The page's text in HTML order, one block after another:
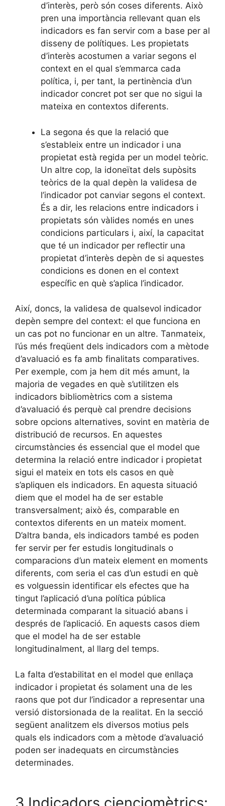
d’interès, però són coses diferents. Això
pren una importància rellevant quan els
indicadors es fan servir com a base per al
disseny de polítiques. Les propietats
d’interès acostumen a variar segons el
context en el qual s’emmarca cada
política, i, per tant, la pertinència d’un
indicador concret pot ser que no sigui la
mateixa en contextos diferents.
La segona és que la relació que
s’estableix entre un indicador i una
propietat està regida per un model teòric.
Un altre cop, la idoneïtat dels supòsits
teòrics de la qual depèn la validesa de
l’indicador pot canviar segons el context.
És a dir, les relacions entre indicadors i
propietats són vàlides només en unes
condicions particulars i, així, la capacitat
que té un indicador per reflectir una
propietat d’interès depèn de si aquestes
condicions es donen en el context
específic en què s’aplica l’indicador.
Així, doncs, la validesa de qualsevol indicador
depèn sempre del context: el que funciona en
un cas pot no funcionar en un altre. Tanmateix,
l’ús més freqüent dels indicadors com a mètode
d’avaluació es fa amb finalitats comparatives.
Per exemple, com ja hem dit més amunt, la
majoria de vegades en què s’utilitzen els
indicadors bibliomètrics com a sistema
d’avaluació és perquè cal prendre decisions
sobre opcions alternatives, sovint en matèria de
distribució de recursos. En aquestes
circumstàncies és essencial que el model que
determina la relació entre indicador i propietat
sigui el mateix en tots els casos en què
s’apliquen els indicadors. En aquesta situació
diem que el model ha de ser estable
transversalment; això és, comparable en
contextos diferents en un mateix moment.
D’altra banda, els indicadors també es poden
fer servir per fer estudis longitudinals o
comparacions d’un mateix element en moments
diferents, com seria el cas d’un estudi en què
es volguessin identificar els efectes que ha
tingut l’aplicació d’una política pública
determinada comparant la situació abans i
després de l’aplicació. En aquests casos diem
que el model ha de ser estable
longitudinalment, al llarg del temps.
La falta d’estabilitat en el model que enllaça
indicador i propietat és solament una de les
raons que pot dur l’indicador a representar una
versió distorsionada de la realitat. En la secció
següent analitzem els diversos motius pels
quals els indicadors com a mètode d’avaluació
poden ser inadequats en circumstàncies
determinades.